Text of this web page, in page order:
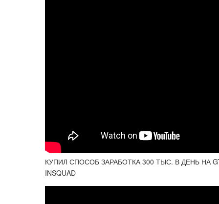
КУПИЛ СПОСОБ ЗАРАБОТКА 300 ТЫС. В ДЕНЬ НА GTA
INSQUAD